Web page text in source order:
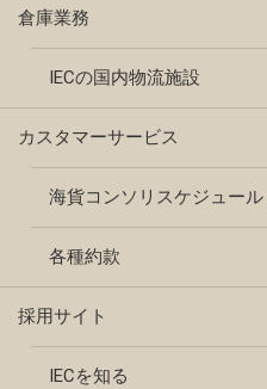
倉庫業務
IECの国内物流施設
カスタマーサービス
海貨コンソリスケジュール
各種約款
採用サイト
IECを知る